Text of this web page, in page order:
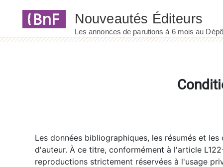
Les données bibliographiques, les résumés et
d'auteur. À ce titre, conformément à l'article
reproductions strictement réservées à l'usage